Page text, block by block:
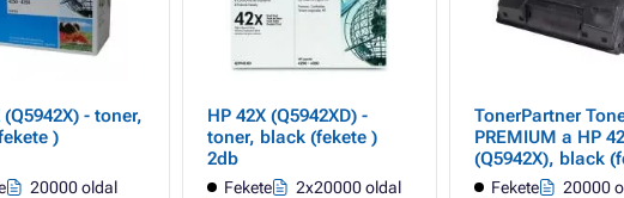
(Q5942X) - toner,
)
20000 oldal
HP 42X (Q5942XD) -
toner, black (fekete )
2db
Fekete
2x20000 oldal
TonerPartner
PREMIUM a HP
(Q5942X), black
számára
Fekete
20000